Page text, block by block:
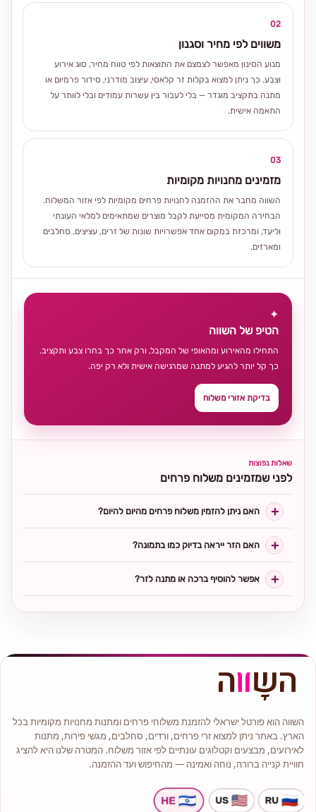
02
משווים לפי מחיר וסגנון
מנוע הסינון מאפשר לצמצם את התוצאות לפי טווח מחיר, סוג אירוע
וצבע. כך ניתן למצוא בקלות זר קלאסי, עיצוב מודרני, סידור פרמיום או
מתנה בתקציב מוגדר — בלי לעבור בין עשרות עמודים ובלי לוותר על
התאמה אישית.
03
מזמינים מחנויות מקומיות
השווה מחבר את ההזמנה לחנויות פרחים מקומיות לפי אזור המשלוח.
הבחירה המקומית מסייעת לקבל מוצרים שמתאימים למלאי העונתי
וליעד, ומרכזת במקום אחד אפשרויות שונות של זרים, עציצים, סחלבים
ומארזים.
✦
הטיפ של השווה
התחילו מהאירוע ומהאופי של המקבל, ורק אחר כך בחרו צבע ותקציב.
כך קל יותר להגיע למתנה שמרגישה אישית ולא רק יפה.
בדיקת אזורי משלוח
שאלות נפוצות
לפני שמזמינים משלוח פרחים
האם ניתן להזמין משלוח פרחים מהיום להיום?
האם הזר ייראה בדיוק כמו בתמונה?
אפשר להוסיף ברכה או מתנה לזר?
השווה הוא פורטל ישראלי להזמנת משלוחי פרחים ומתנות מחנויות מקומיות בכל
הארץ. באתר ניתן למצוא זרי פרחים, ורדים, סחלבים, מגשי פירות, מתנות
לאירועים, מבצעים וקטלוגים עונתיים לפי אזור משלוח. המטרה שלנו היא להציג
חוויית קנייה ברורה, נוחה ואמינה — מהחיפוש ועד ההזמנה.